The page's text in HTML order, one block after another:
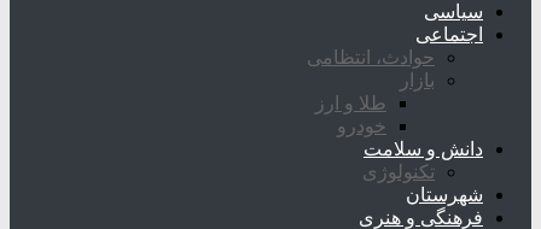
سیاسی
اجتماعی
حوادث، انتظامی
بازار
طلا و ارز
خودرو
دانش و سلامت
تکنولوژی
شهرستان
فرهنگی و هنری